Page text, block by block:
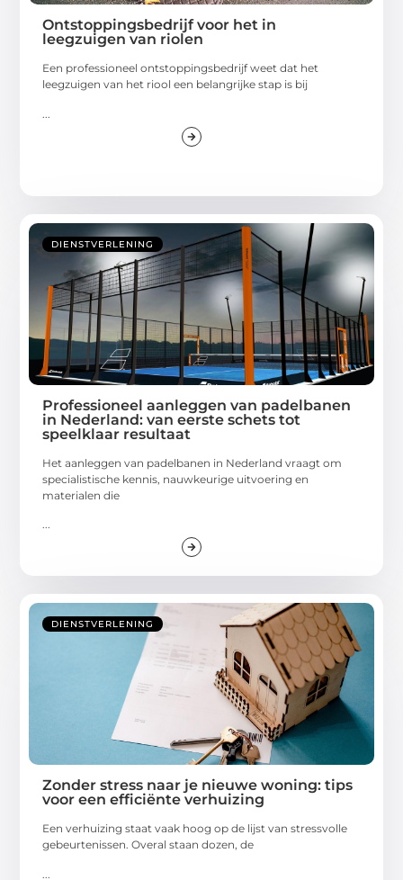
Ontstoppingsbedrijf voor het in
leegzuigen van riolen
Een professioneel ontstoppingsbedrijf weet dat het
leegzuigen van het riool een belangrijke stap is bij
DIENSTVERLENING
Professioneel aanleggen van padelbanen
in Nederland: van eerste schets tot
speelklaar resultaat
Het aanleggen van padelbanen in Nederland vraagt om
specialistische kennis, nauwkeurige uitvoering en
materialen die
...
DIENSTVERLENING
Zonder stress naar je nieuwe woning: tips
voor een efficiënte verhuizing
Een verhuizing staat vaak hoog op de lijst van stressvolle
gebeurtenissen. Overal staan dozen, de